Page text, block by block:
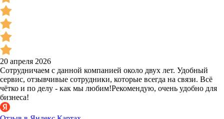
20 апреля 2026
Сотрудничаем с данной компанией около двух лет. Удобный
сервис, отзывчивые сотрудники, которые всегда на связи. Всё
чётко и по делу - как мы любим!Рекомендую, очень удобно для
бизнеса!